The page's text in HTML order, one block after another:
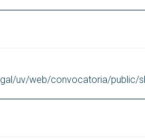
uv/web/convocatoria/public/